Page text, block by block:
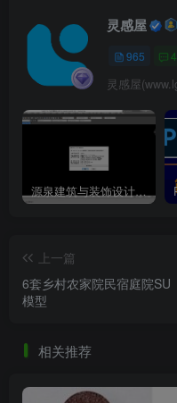
灵感屋
965 4
源泉建筑与装饰设计CAD插件工具箱（YQArch 6.7.4）
上一篇
6套乡村农家院民宿庭院SU
模型
相关推荐